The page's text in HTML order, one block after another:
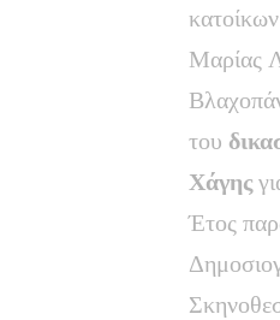
κατοίκων
Μαρίας
του
Χάγης
Έτος